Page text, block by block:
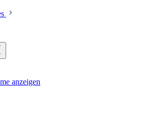
anzeigen